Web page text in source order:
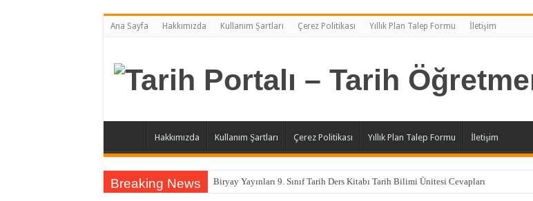
Ana Sayfa Hakkımızda Kullanım Şartları Çerez Politikası Yıllık Plan Talep Formu İletişim
Hakkımızda Kullanım Şartları Çerez Politikası Yıllık Plan Talep Formu İletişim
Breaking News Biryay Yayınları 9. Sınıf Tarih Ders Kitabı Tarih Bilimi Ünitesi Cevapları